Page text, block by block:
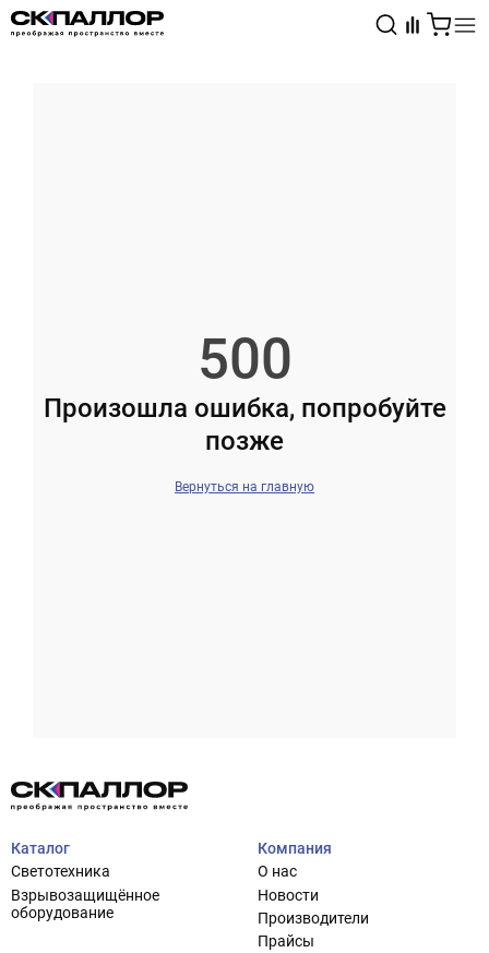
Аудит
Кастомизация оборудования/Индивидуальные
светотехнические решения
Шеф-монтаж
500
Произошла ошибка, попробуйте
позже
Вернуться на главную
Каталог
Светотехника
Взрывозащищённое
оборудование
Компания
О нас
Новости
Производители
Прайсы